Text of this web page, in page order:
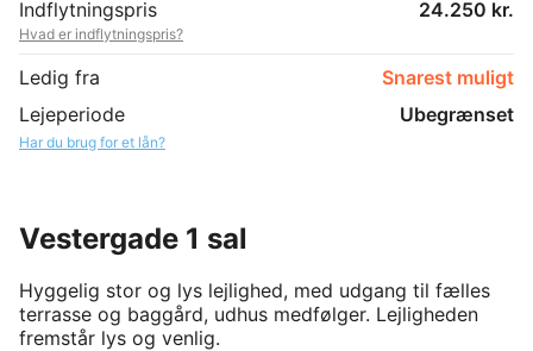
Indflytningspris
24.250 kr.
Hvad er indflytningspris?
Ledig fra
Snarest muligt
Lejeperiode
Ubegrænset
Har du brug for et lån?
Vestergade 1 sal
Hyggelig stor og lys lejlighed, med udgang til fælles
terrasse og baggård, udhus medfølger. Lejligheden
fremstår lys og venlig.